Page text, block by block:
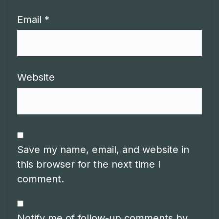
Email *
Website
Save my name, email, and website in
this browser for the next time I
comment.